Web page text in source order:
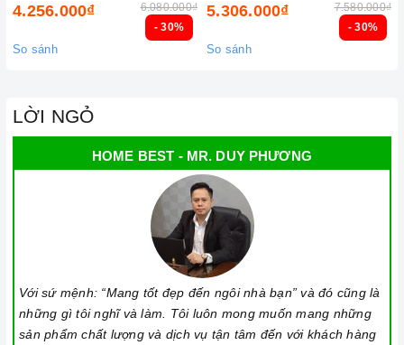
- 30%
4.256.000₫ 6.080.000₫
So sánh
- 30%
5.306.000₫ 7.580.000₫
So sánh
LỜI NGỎ
HOME BEST - MR. DUY PHƯƠNG
Với sứ mệnh: “Mang tốt đẹp đến ngôi nhà bạn” và đó cũng là
những gì tôi nghĩ và làm. Tôi luôn mong muốn mang những
sản phẩm chất lượng và dịch vụ tận tâm đến với khách hàng